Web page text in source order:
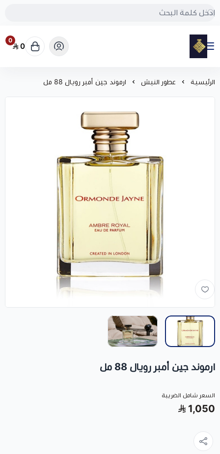
مود
0
0
الرئيسية عطور النيش ارموند جين أمبر رويال 88 مل
ارموند جين أمبر رويال 88 مل
السعر شامل الضريبة
1,050